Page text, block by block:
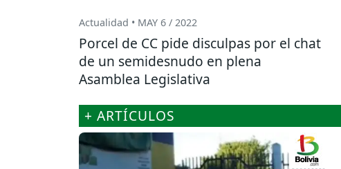
Actualidad • MAY 6 / 2022
Porcel de CC pide disculpas por el chat
de un semidesnudo en plena
Asamblea Legislativa
+ ARTÍCULOS